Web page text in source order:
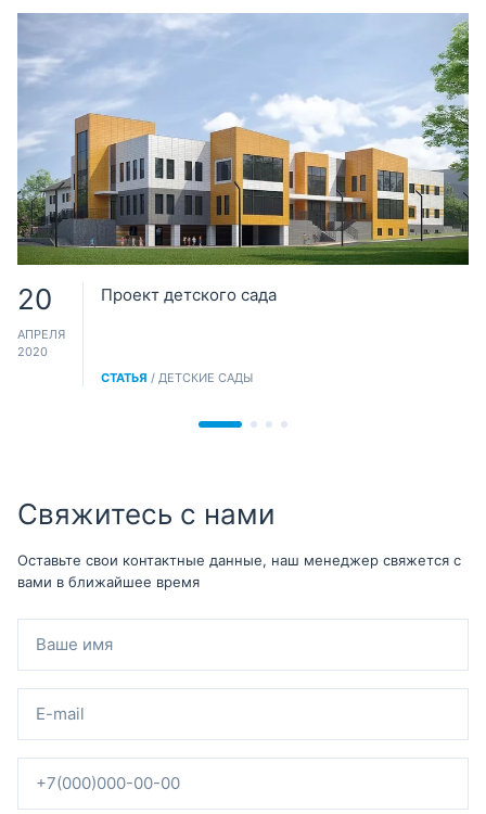
20
АПРЕЛЯ
2020
Проект детского сада
СТАТЬЯ / ДЕТСКИЕ САДЫ
Свяжитесь с нами
Оставьте свои контактные данные, наш менеджер свяжется с
вами в ближайшее время